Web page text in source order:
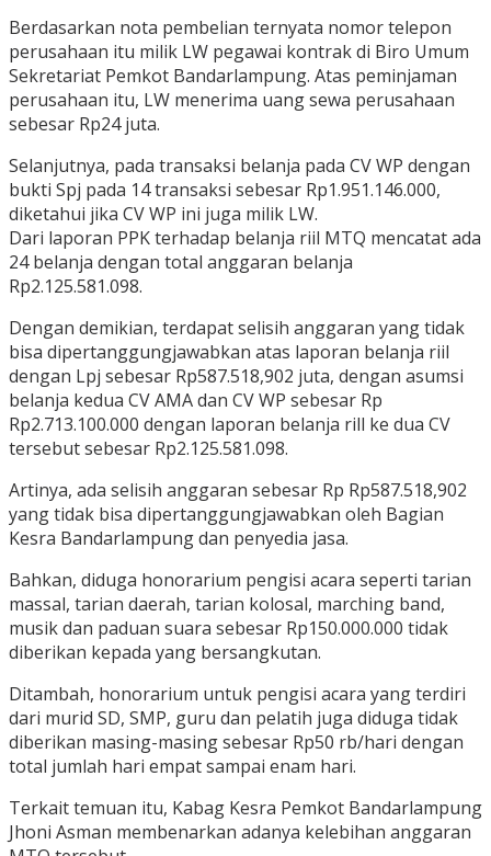
Berdasarkan nota pembelian ternyata nomor telepon
perusahaan itu milik LW pegawai kontrak di Biro Umum
Sekretariat Pemkot Bandarlampung. Atas peminjaman
perusahaan itu, LW menerima uang sewa perusahaan
sebesar Rp24 juta.
Selanjutnya, pada transaksi belanja pada CV WP dengan
bukti Spj pada 14 transaksi sebesar Rp1.951.146.000,
diketahui jika CV WP ini juga milik LW.
Dari laporan PPK terhadap belanja riil MTQ mencatat ada
24 belanja dengan total anggaran belanja
Rp2.125.581.098.
Dengan demikian, terdapat selisih anggaran yang tidak
bisa dipertanggungjawabkan atas laporan belanja riil
dengan Lpj sebesar Rp587.518,902 juta, dengan asumsi
belanja kedua CV AMA dan CV WP sebesar Rp
Rp2.713.100.000 dengan laporan belanja rill ke dua CV
tersebut sebesar Rp2.125.581.098.
Artinya, ada selisih anggaran sebesar Rp Rp587.518,902
yang tidak bisa dipertanggungjawabkan oleh Bagian
Kesra Bandarlampung dan penyedia jasa.
Bahkan, diduga honorarium pengisi acara seperti tarian
massal, tarian daerah, tarian kolosal, marching band,
musik dan paduan suara sebesar Rp150.000.000 tidak
diberikan kepada yang bersangkutan.
Ditambah, honorarium untuk pengisi acara yang terdiri
dari murid SD, SMP, guru dan pelatih juga diduga tidak
diberikan masing-masing sebesar Rp50 rb/hari dengan
total jumlah hari empat sampai enam hari.
Terkait temuan itu, Kabag Kesra Pemkot Bandarlampung
Jhoni Asman membenarkan adanya kelebihan anggaran